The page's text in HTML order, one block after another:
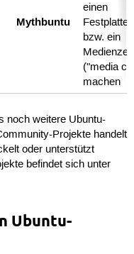
Mythbuntu
einen
bzw. ein
("media
machen
noch weitere Ubuntu-
Projekte handelt
oder unterstützt
befindet sich unter
Ubuntu-